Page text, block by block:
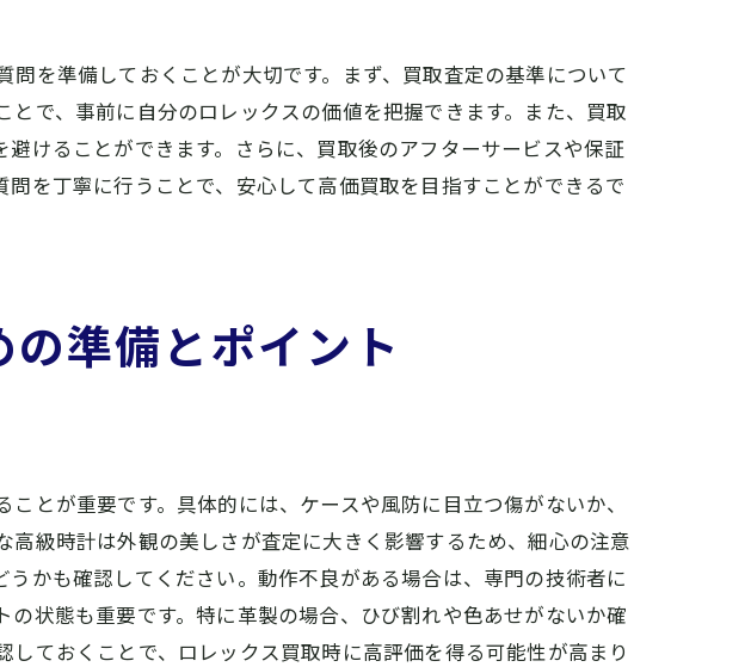
値
業者の特徴
ト
ア
を準備しておくことが大切です。まず、買取査定の基準について
で、事前に自分のロレックスの価値を把握できます。また、買取
けることができます。さらに、買取後のアフターサービスや保証
を丁寧に行うことで、安心して高価買取を目指すことができるで
準備とポイント
とが重要です。具体的には、ケースや風防に目立つ傷がないか、
級時計は外観の美しさが査定に大きく影響するため、細心の注意
かも確認してください。動作不良がある場合は、専門の技術者に
状態も重要です。特に革製の場合、ひび割れや色あせがないか確
ておくことで、ロレックス買取時に高評価を得る可能性が高まり